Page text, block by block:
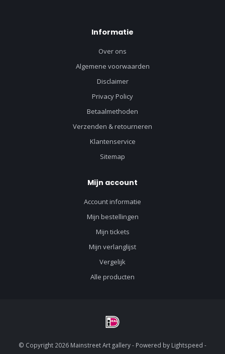
Informatie
Over ons
Algemene voorwaarden
Disclaimer
Privacy Policy
Betaalmethoden
Verzenden & retourneren
Klantenservice
Sitemap
Mijn account
Account informatie
Mijn bestellingen
Mijn tickets
Mijn verlanglijst
Vergelijk
Alle producten
© Copyright 2026 Mainstreet Art gallery - Powered by Lightspeed -